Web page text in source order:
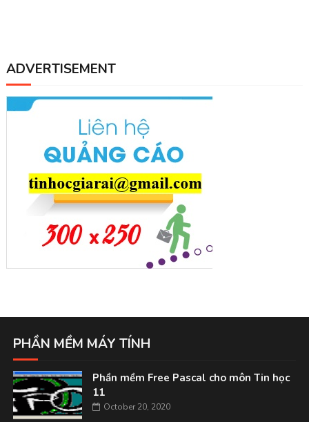
ADVERTISEMENT
PHẦN MỀM MÁY TÍNH
Phần mềm Free Pascal cho môn Tin học
11
October 20, 2020